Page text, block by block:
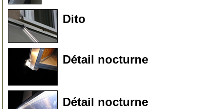
Dito
Détail nocturne
Détail nocturne